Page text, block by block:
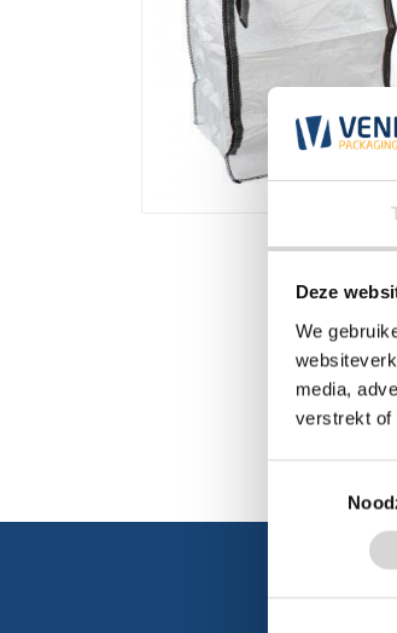
Deze
We
media,
verstrekt of